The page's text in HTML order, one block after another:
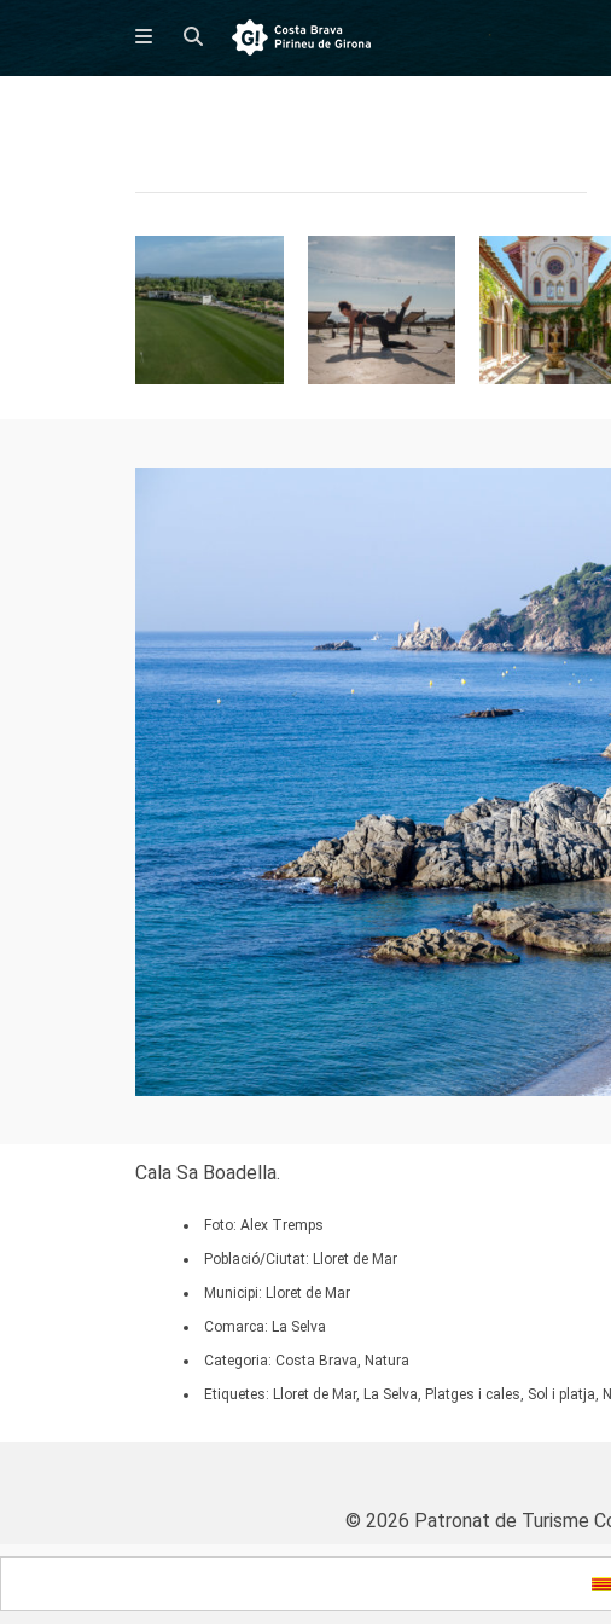
Cala Sa Boadella.
Foto: Alex Tremps
Població/Ciutat: Lloret de Mar
Municipi: Lloret de Mar
Comarca: La Selva
Categoria: Costa Brava, Natura
Etiquetes: Lloret de Mar, La Selva, Platges i cales, Sol i platja,
© 2026 Patronat de Turisme